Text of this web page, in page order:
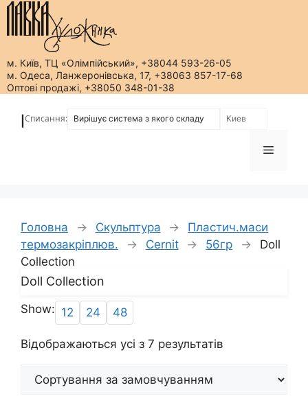
м. Київ, ТЦ «Олімпійський», +38044 593-26-05
м. Одеса, Ланжеронівська, 17, +38063 857-17-68
Оптові продажі, +38050 348-01-38
Списання:
Меню
Головна → Скульптура →
Пластич.маси
термозакріплюв.
→ Cernit → 56гр →
Doll
Collection
Doll Collection
Show: 12 24 48
Відображаються усі з 7 результатів